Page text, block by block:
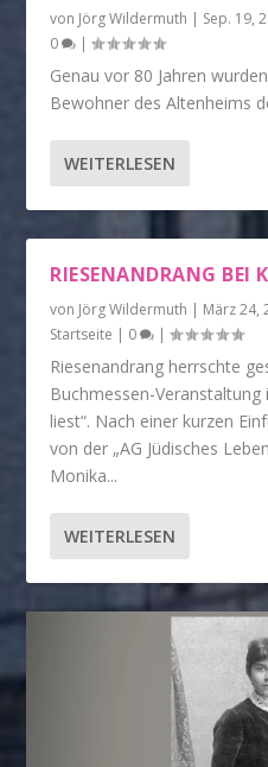
von Jörg Wildermuth | Sep. 19,
0
|
Genau vor 80 Jahren
Bewohner des Altenheims
WEITERLESEN
RIESENANDRANG BEI
von Jörg Wildermuth | März 24,
Startseite | 0 |
Riesenandrang herrschte
Buchmessen-
liest“. Nach einer kurzen
von der „AG Jüdisches
Monika...
WEITERLESEN